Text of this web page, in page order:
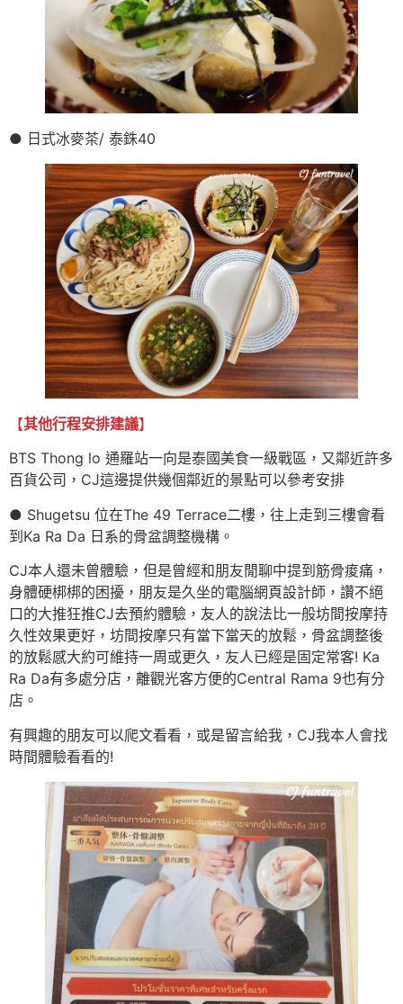
● 日式冰麥茶/ 泰銖40
【其他行程安排建議】
BTS Thong lo 通羅站一向是泰國美食一級戰區，又鄰近許多
百貨公司，CJ這邊提供幾個鄰近的景點可以參考安排
● Shugetsu 位在The 49 Terrace二樓，往上走到三樓會看
到Ka Ra Da 日系的骨盆調整機構。
CJ本人還未曾體驗，但是曾經和朋友閒聊中提到筋骨痠痛，
身體硬梆梆的困擾，朋友是久坐的電腦網頁設計師，讚不絕
口的大推狂推CJ去預約體驗，友人的說法比一般坊間按摩持
久性效果更好，坊間按摩只有當下當天的放鬆，骨盆調整後
的放鬆感大約可維持一周或更久，友人已經是固定常客! Ka
Ra Da有多處分店，離觀光客方便的Central Rama 9也有分
店。
有興趣的朋友可以爬文看看，或是留言給我，CJ我本人會找
時間體驗看看的!